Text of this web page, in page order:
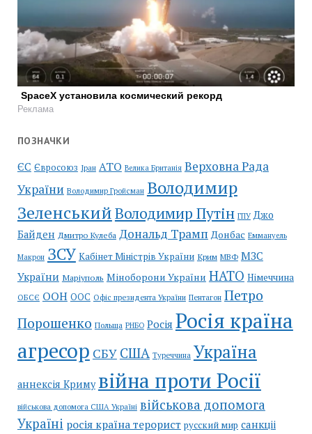
SpaceX установила космический рекорд
Реклама
ПОЗНАЧКИ
ЄС Євросоюз Іран АТО Велика Британія Верховна Рада
України Володимир Гройсман Володимир
ЗеленськийВолодимир Путін ГПУ Джо
Байден Дмитро Кулеба Дональд Трамп Донбас Еммануель
Макрон ЗСУ Кабінет Міністрів України Крим МВФ МЗС
України Маріуполь Міноборони України НАТО Німеччина
ОБСЄ ООН ООС Офіс президента України Пентагон Петро
Порошенко Польща РНБО Росія Росія країна
агресор СБУ США Туреччина Україна
аннексія Криму війна проти Росії
військова допомога США Україні військова допомога
Україні росія країна терорист русский мир санкціі